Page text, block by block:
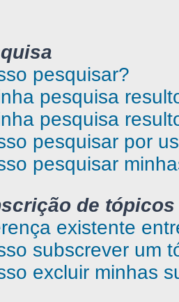
pesquisar?
pesquisa
pesquisa
pesquisar por
pesquisar
de tópicos
existente
subscrever um
excluir minhas